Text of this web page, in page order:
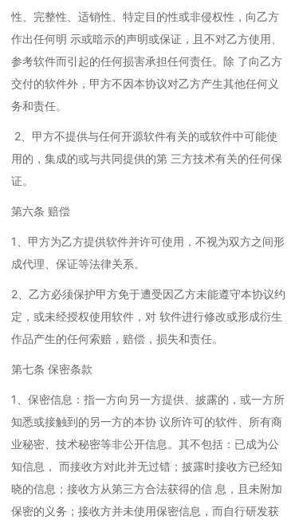
性、完整性、适销性、特定目的性或非侵权性，向乙方
作出任何明 示或暗示的声明或保证，且不对乙方使用、
参考软件而引起的任何损害承担任何责任。除 了向乙方
交付的软件外，甲方不因本协议对乙方产生其他任何义
务和责任。
2、甲方不提供与任何开源软件有关的或软件中可能使
用的，集成的或与共同提供的第 三方技术有关的任何保
证。
第六条 赔偿
1、甲方为乙方提供软件并许可使用，不视为双方之间形
成代理、保证等法律关系。
2、乙方必须保护甲方免于遭受因乙方未能遵守本协议约
定，或未经授权使用软件，对 软件进行修改或形成衍生
作品产生的任何索赔，赔偿，损失和责任。
第七条 保密条款
1、保密信息：指一方向另一方提供、披露的，或一方所
知悉或接触到的另一方的本协 议所许可的软件、所有商
业秘密、技术秘密等非公开信息。其不包括：已成为公
知信息， 而接收方对此并无过错；披露时接收方已经知
晓的信息；接收方从第三方合法获得的信 息，且未附加
保密的义务；接收方并未使用保密信息，而自行研发获